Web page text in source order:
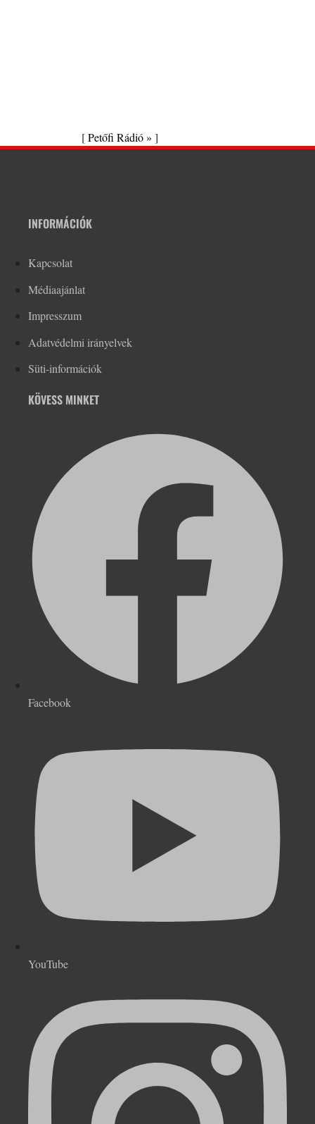
[Petőfi Rádió » ]
INFORMÁCIÓK
Kapcsolat
Médiaajánlat
Impresszum
Adatvédelmi irányelvek
Süti-információk
KÖVESS MINKET
Facebook
YouTube